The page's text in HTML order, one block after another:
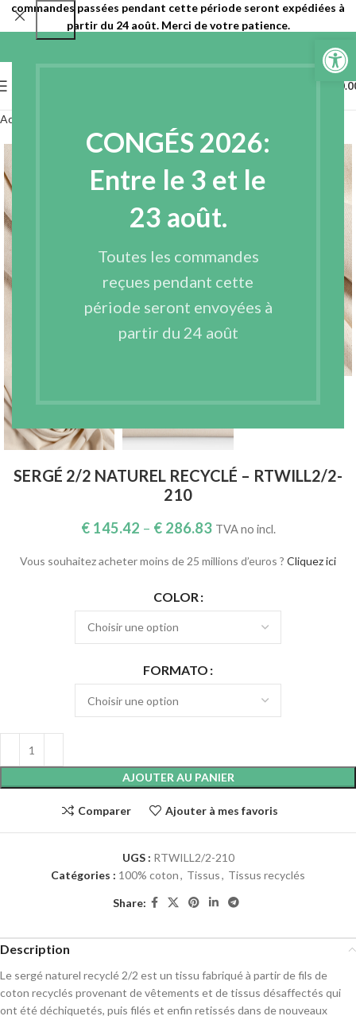
CONGÉS 2026:
Entre le 3 et le
23 août.
Toutes les commandes
reçues pendant cette
période seront envoyées à
partir du 24 août
Ouvrir
Accueil
SERGÉ 2/2 NATUREL RECYCLÉ – RTWILL2/2-
210
€145.42 – €286.83 TVA no incl.
Vous souhaitez acheter moins de 25 millions d’euros ? Cliquez ici
COLOR
FORMATO
AJOUTER AU PANIER
Comparer Ajouter à mes favoris
UGS : RTWILL2/2-210
Catégories : 100% coton, Tissus, Tissus recyclés
Share:
Description
Le sergé naturel recyclé 2/2 est un tissu fabriqué à partir de fils de
coton recyclés provenant de vêtements et de tissus désaffectés qui
ont été déchiquetés, puis filés et enfin retissés dans de nouveaux
commandes passées pendant cette période seront expédiées à
partir du 24 août. Merci de votre patience.